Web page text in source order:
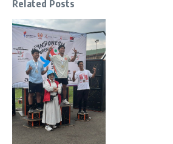
Related Posts